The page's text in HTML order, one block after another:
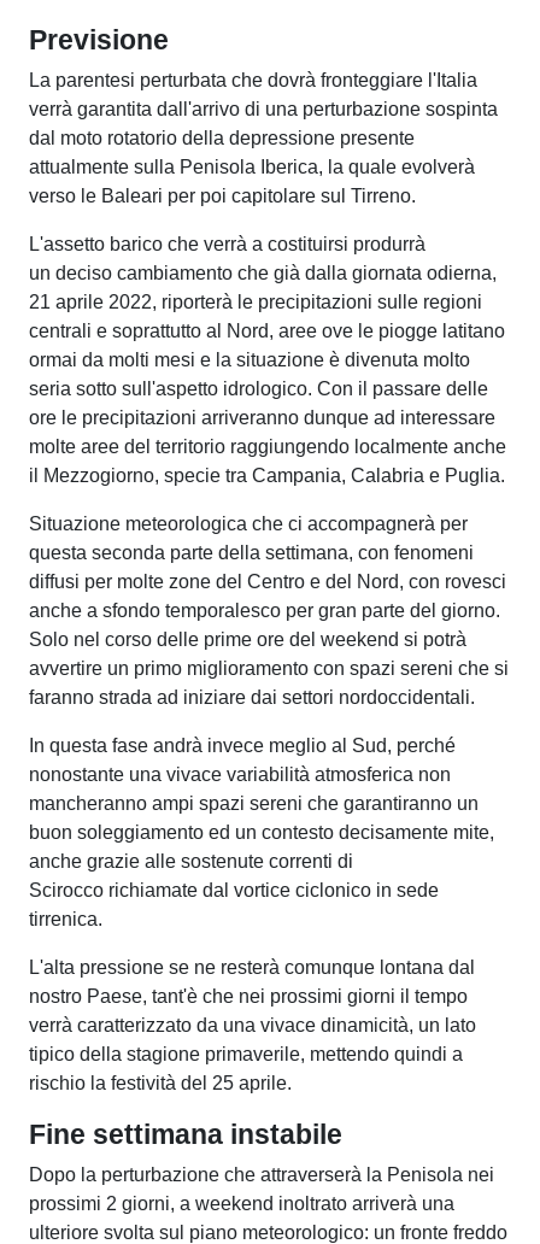
Previsione
La parentesi perturbata che dovrà fronteggiare l'Italia
verrà garantita dall'arrivo di una perturbazione sospinta
dal moto rotatorio della depressione presente
attualmente sulla Penisola Iberica, la quale evolverà
verso le Baleari per poi capitolare sul Tirreno.
L'assetto barico che verrà a costituirsi produrrà
un deciso cambiamento che già dalla giornata odierna,
21 aprile 2022, riporterà le precipitazioni sulle regioni
centrali e soprattutto al Nord, aree ove le piogge latitano
ormai da molti mesi e la situazione è divenuta molto
seria sotto sull'aspetto idrologico. Con il passare delle
ore le precipitazioni arriveranno dunque ad interessare
molte aree del territorio raggiungendo localmente anche
il Mezzogiorno, specie tra Campania, Calabria e Puglia.
Situazione meteorologica che ci accompagnerà per
questa seconda parte della settimana, con fenomeni
diffusi per molte zone del Centro e del Nord, con rovesci
anche a sfondo temporalesco per gran parte del giorno.
Solo nel corso delle prime ore del weekend si potrà
avvertire un primo miglioramento con spazi sereni che si
faranno strada ad iniziare dai settori nordoccidentali.
In questa fase andrà invece meglio al Sud, perché
nonostante una vivace variabilità atmosferica non
mancheranno ampi spazi sereni che garantiranno un
buon soleggiamento ed un contesto decisamente mite,
anche grazie alle sostenute correnti di
Scirocco richiamate dal vortice ciclonico in sede
tirrenica.
L'alta pressione se ne resterà comunque lontana dal
nostro Paese, tant'è che nei prossimi giorni il tempo
verrà caratterizzato da una vivace dinamicità, un lato
tipico della stagione primaverile, mettendo quindi a
rischio la festività del 25 aprile.
Fine settimana instabile
Dopo la perturbazione che attraverserà la Penisola nei
prossimi 2 giorni, a weekend inoltrato arriverà una
ulteriore svolta sul piano meteorologico: un fronte freddo